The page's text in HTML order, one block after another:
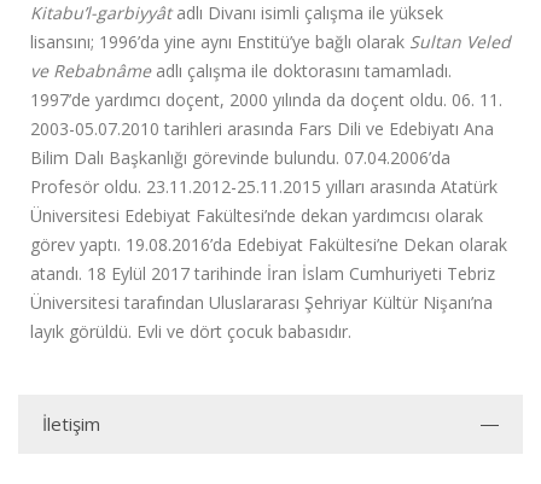
Kitabu’l-garbiyyâtadlı Divanı isimli çalışma ile yüksek
lisansını; 1996’da yine aynı Enstitü’ye bağlı olarak Sultan Veled
ve Rebabnâmeadlı çalışma ile doktorasını tamamladı.
1997’de yardımcı doçent, 2000 yılında da doçent oldu. 06. 11.
2003-05.07.2010 tarihleri arasında Fars Dili ve Edebiyatı Ana
Bilim Dalı Başkanlığı görevinde bulundu. 07.04.2006’da
Profesör oldu. 23.11.2012-25.11.2015 yılları arasında Atatürk
Üniversitesi Edebiyat Fakültesi’nde dekan yardımcısı olarak
görev yaptı. 19.08.2016’da Edebiyat Fakültesi’ne Dekan olarak
atandı. 18 Eylül 2017 tarihinde İran İslam Cumhuriyeti Tebriz
Üniversitesi tarafından Uluslararası Şehriyar Kültür Nişanı’na
layık görüldü. Evli ve dört çocuk babasıdır.
İletişim